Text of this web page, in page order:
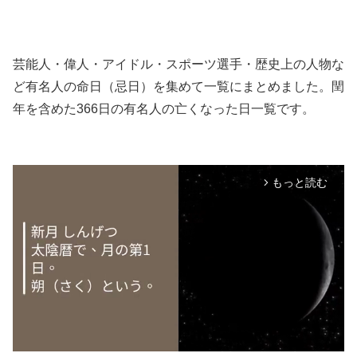
芸能人・偉人・アイドル・スポーツ選手・歴史上の人物な
ど有名人の命日（忌日）を集めて一覧にまとめました。閏
年を含めた366日の有名人の亡くなった日一覧です。
arrow_forward_ios もっと読む